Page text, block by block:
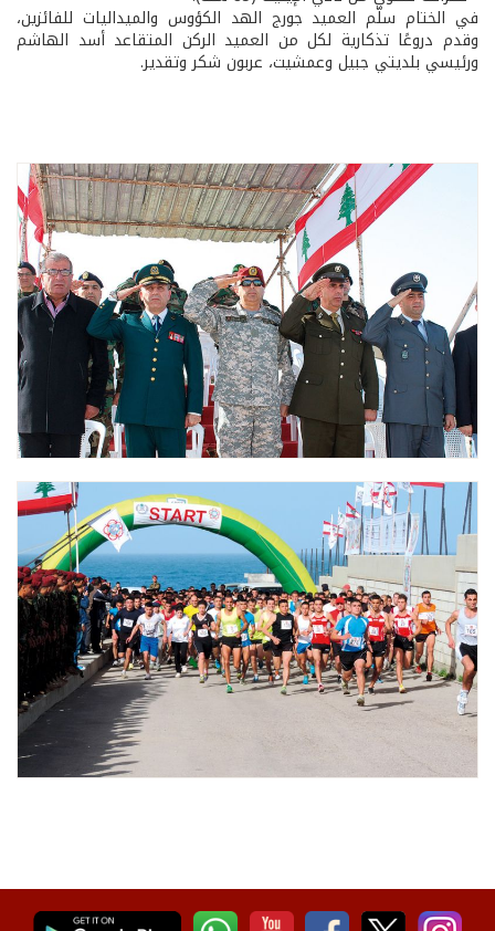
في الختام سلّم العميد جورج الهد الكؤوس والميداليات للفائزين،
وقدم دروعًا تذكارية لكل من العميد الركن المتقاعد أسد الهاشم
ورئيسي بلديتي جبيل وعمشيت، عربون شكر وتقدير.